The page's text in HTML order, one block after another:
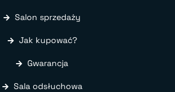
Salon sprzedaży
Jak kupować?
Gwarancja
Sala odsłuchowa